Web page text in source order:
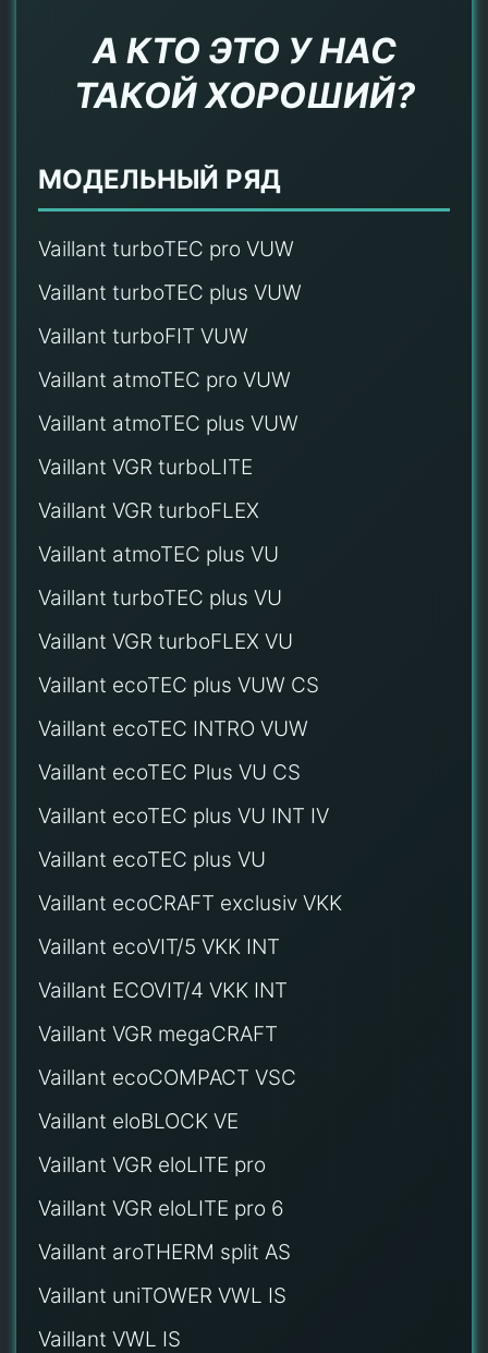
А КТО ЭТО У НАС
ТАКОЙ ХОРОШИЙ?
МОДЕЛЬНЫЙ РЯД
Vaillant turboTEC pro VUW
Vaillant turboTEC plus VUW
Vaillant turboFIT VUW
Vaillant atmoTEC pro VUW
Vaillant atmoTEC plus VUW
Vaillant VGR turboLITE
Vaillant VGR turboFLEX
Vaillant atmoTEC plus VU
Vaillant turboTEC plus VU
Vaillant VGR turboFLEX VU
Vaillant ecoTEC plus VUW CS
Vaillant ecoTEC INTRO VUW
Vaillant ecoTEC Plus VU CS
Vaillant ecoTEC plus VU INT IV
Vaillant ecoTEC plus VU
Vaillant ecoCRAFT exclusiv VKK
Vaillant ecoVIT/5 VKK INT
Vaillant ECOVIT/4 VKK INT
Vaillant VGR megaCRAFT
Vaillant ecoCOMPACT VSC
Vaillant eloBLOCK VE
Vaillant VGR eloLITE pro
Vaillant VGR eloLITE pro 6
Vaillant aroTHERM split AS
Vaillant uniTOWER VWL IS
Vaillant VWL IS